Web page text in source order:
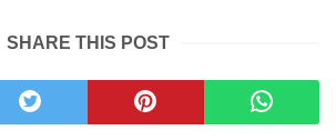
SHARE THIS POST